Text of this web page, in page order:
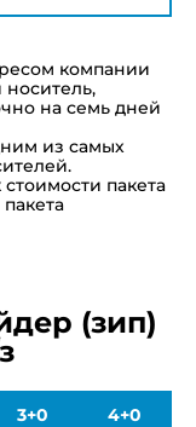
компании
на семь дней
из самых
пакета
(зип)
3+0 4+0